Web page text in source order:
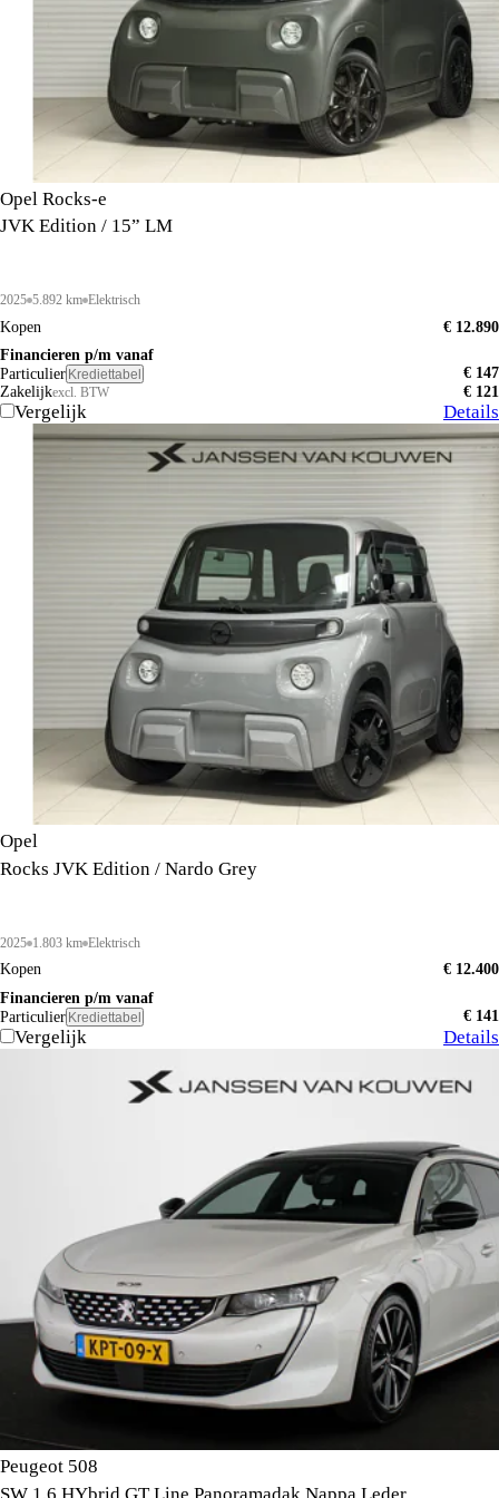
Opel Rocks-e
JVK Edition / 15” LM
2025 5.892 km Elektrisch
Kopen
€ 12.890
Financieren p/m vanaf
Particulier Krediettabel
€ 147
Zakelijkexcl. BTW € 121
Vergelijk Details
Opel
Rocks JVK Edition / Nardo Grey
2025 1.803 km Elektrisch
Kopen
€ 12.400
Financieren p/m vanaf
Particulier Krediettabel € 141
Vergelijk Details
Peugeot 508